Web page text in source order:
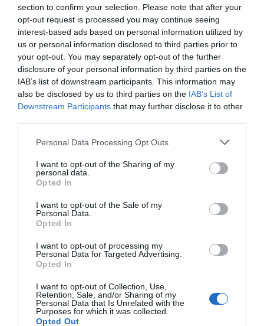
section to confirm your selection. Please note that after your
opt-out request is processed you may continue seeing
interest-based ads based on personal information utilized by
us or personal information disclosed to third parties prior to
your opt-out. You may separately opt-out of the further
disclosure of your personal information by third parties on the
IAB’s list of downstream participants. This information may
also be disclosed by us to third parties on the IAB’s List of
Downstream Participants that may further disclose it to other
Personal Data Processing Opt Outs
I want to opt-out of the Sharing of my
personal data.
Opted In
I want to opt-out of the Sale of my
Personal Data.
Opted In
I want to opt-out of processing my
Personal Data for Targeted Advertising.
Opted In
I want to opt-out of Collection, Use,
Retention, Sale, and/or Sharing of my
Personal Data that Is Unrelated with the
Purposes for which it was collected.
Opted Out